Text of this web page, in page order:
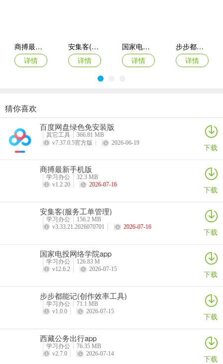
个读题常用字，为儿童阅读、入学、读题打下坚实的基础
预习式导入教学：根据字源字形字义，在互动游戏中加入形似汉字的
元素，加深儿童对汉字的印象，激发儿童的识字兴趣
形象记忆：在汉字演变动画中，通过色彩、声音、动效、情感等元
素，充分调动儿童感官，利用视觉、听觉等判别汉字结构和笔画，结
合字形有效帮助记忆
理解记忆：在汉字讲解过程中，通过对字义的解释，加强儿童对汉字
卓效记忆：每课的趣味互动游戏和规范的汉字描红，让儿童在识字解
义的基础上，准确掌握汉字笔画，提升记忆效果
经典阅读：以部编人教版语文课本内容
定复习计划并推送复习内容，同时生成详细的学习报告，精确掌握学
根据课程编排特点以及儿童幼儿认知发展规律，科学分段，循序渐进
拓展孩子思维，帮助儿童打好汉字基础，助力幼小衔接
商搏最新手机版
详情
安集客(服务工单管理)
详情
国家电投网络学院app
详情
步步都能记(创作效率工具)
详情
西藏公务出行app
详情
准橙三力(老年三力测试软件)
详情
绿联私有云官方版
智能廊下莲湘客户端
猜你喜欢
百度网盘绿色免安装版
其它工具
366.81 MB
v7.37.0.5官方版
2026-06-19 下载
商搏最新手机版
学习办公
32.3 MB
v1.2.20
2026-07-16 下载
安集客(服务工单管理)
学习办公
156.2 MB
v3.33.21.2026070701
2026-07-16 下载
国家电投网络学院app
学习办公
126.83 M
v12.6.2
2026-07-15 下载
步步都能记(创作效率工具)
学习办公
71.1 MB
v1.0.0
2026-07-15 下载
西藏公务出行app
学习办公
76.35 MB
v2.7.0
2026-07-14 下载